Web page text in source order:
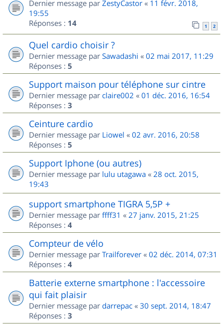
Dernier message par ZestyCastor « 11 févr. 2018,
19:55
Réponses : 14 1 2
Quel cardio choisir ?
Dernier message par Sawadashi « 02 mai 2017, 11:29
Réponses : 5
Support maison pour téléphone sur cintre
Dernier message par claire002 « 01 déc. 2016, 16:54
Réponses : 3
Ceinture cardio
Dernier message par Liowel « 02 avr. 2016, 20:58
Réponses : 5
Support Iphone (ou autres)
Dernier message par lulu utagawa « 28 oct. 2015,
19:43
support smartphone TIGRA 5,5P +
Dernier message par ffff31 « 27 janv. 2015, 21:25
Réponses : 4
Compteur de vélo
Dernier message par Trailforever « 02 déc. 2014, 07:31
Réponses : 4
Batterie externe smartphone : l'accessoire
qui fait plaisir
Dernier message par darrepac « 30 sept. 2014, 18:47
Réponses : 3